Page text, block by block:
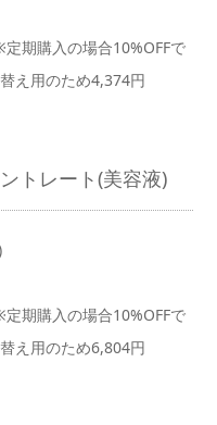
期購入の場合10%OFFで
え用のため4,374円
トレート(美容液)
期購入の場合10%OFFで
え用のため6,804円